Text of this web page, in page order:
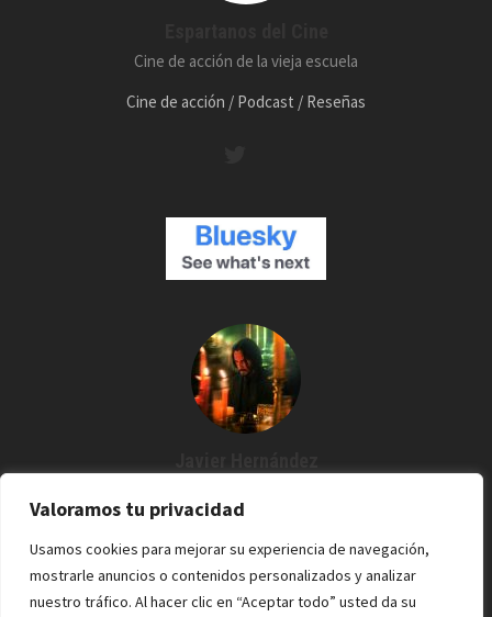
Valoramos tu privacidad
Usamos cookies para mejorar su experiencia de navegación,
mostrarle anuncios o contenidos personalizados y analizar
nuestro tráfico. Al hacer clic en “Aceptar todo” usted da su
Cine de acción de la vieja escuela
Cine de acción / Podcast / Reseñas
entonces estoy por aquí. Cine / Rock /Pixel.